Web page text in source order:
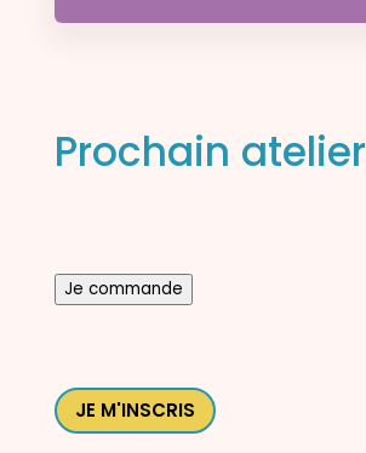
Prochain atelier
Je commande
JE M'INSCRIS